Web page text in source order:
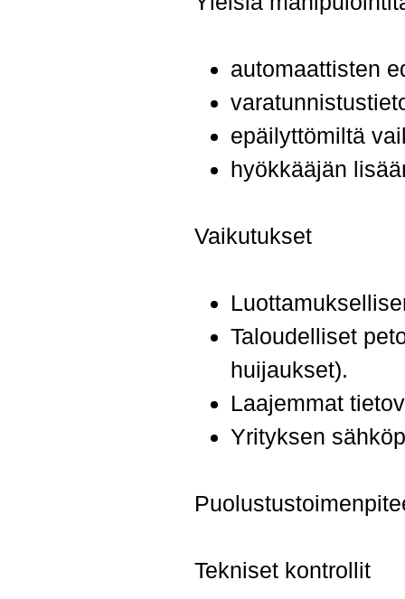
automaattisten
epäilyttömiltä
hyökkääjän
Vaikutukset
Taloudelliset
huijaukset).
Laajemmat
Yrityksen
Tekniset kontrollit